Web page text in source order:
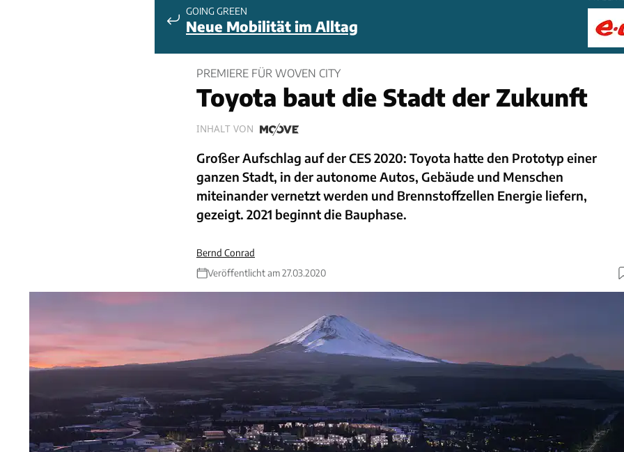
GOING GREEN
Neue Mobilität im Alltag
PREMIERE FÜR WOVEN CITY
Toyota baut die Stadt der Zukunft
INHALT VON
Großer Aufschlag auf der CES 2020: Toyota hatte den Prototyp einer
ganzen Stadt, in der autonome Autos, Gebäude und Menschen
miteinander vernetzt werden und Brennstoffzellen Energie liefern,
gezeigt. 2021 beginnt die Bauphase.
Bernd Conrad
Veröffentlicht am 27.03.2020